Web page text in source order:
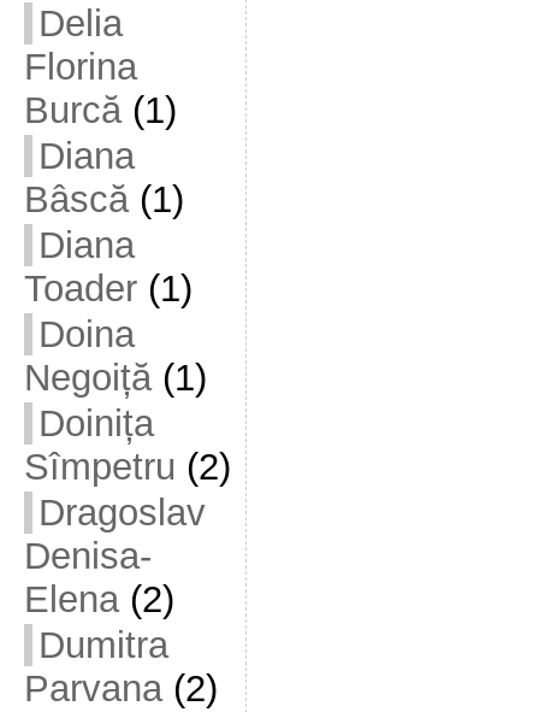
Delia
Florina
Burcă(1)
Diana
Bâscă(1)
Diana
Toader(1)
Doina
Negoiță(1)
Doinița
Sîmpetru (2)
Dragoslav
Denisa-
Elena(2)
Dumitra
Parvana(2)